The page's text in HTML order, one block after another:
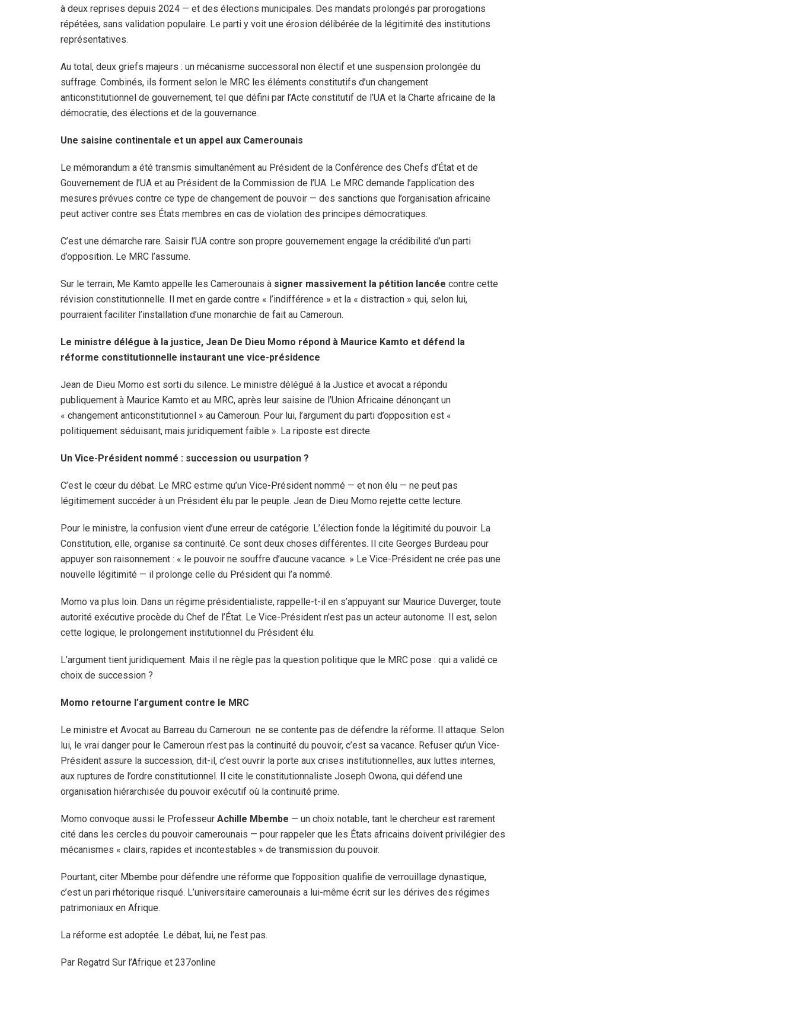
à deux reprises depuis 2024 — et des élections municipales. Des mandats prolongés par prorogations
répétées, sans validation populaire. Le parti y voit une érosion délibérée de la légitimité des institutions
représentatives.
Au total, deux griefs majeurs : un mécanisme successoral non électif et une suspension prolongée du
suffrage. Combinés, ils forment selon le MRC les éléments constitutifs d’un changement
anticonstitutionnel de gouvernement, tel que défini par l’Acte constitutif de l’UA et la Charte africaine de la
démocratie, des élections et de la gouvernance.
Une saisine continentale et un appel aux Camerounais
Le mémorandum a été transmis simultanément au Président de la Conférence des Chefs d’État et de
Gouvernement de l’UA et au Président de la Commission de l’UA. Le MRC demande l’application des
mesures prévues contre ce type de changement de pouvoir — des sanctions que l’organisation africaine
peut activer contre ses États membres en cas de violation des principes démocratiques.
C’est une démarche rare. Saisir l’UA contre son propre gouvernement engage la crédibilité d’un parti
d’opposition. Le MRC l’assume.
Sur le terrain, Me Kamto appelle les Camerounais à signer massivement la pétition lancée contre cette
révision constitutionnelle. Il met en garde contre « l’indifférence » et la « distraction » qui, selon lui,
pourraient faciliter l’installation d’une monarchie de fait au Cameroun.
Le ministre délégue à la justice, Jean De Dieu Momo répond à Maurice Kamto et défend la
réforme constitutionnelle instaurant une vice-présidence
Jean de Dieu Momo est sorti du silence. Le ministre délégué à la Justice et avocat a répondu
publiquement à Maurice Kamto et au MRC, après leur saisine de l’Union Africaine dénonçant un
« changement anticonstitutionnel » au Cameroun. Pour lui, l’argument du parti d’opposition est «
politiquement séduisant, mais juridiquement faible ». La riposte est directe.
Un Vice-Président nommé : succession ou usurpation ?
C’est le cœur du débat. Le MRC estime qu’un Vice-Président nommé — et non élu — ne peut pas
légitimement succéder à un Président élu par le peuple. Jean de Dieu Momo rejette cette lecture.
Pour le ministre, la confusion vient d’une erreur de catégorie. L’élection fonde la légitimité du pouvoir. La
Constitution, elle, organise sa continuité. Ce sont deux choses différentes. Il cite Georges Burdeau pour
appuyer son raisonnement : « le pouvoir ne souffre d’aucune vacance. » Le Vice-Président ne crée pas une
nouvelle légitimité — il prolonge celle du Président qui l’a nommé.
Momo va plus loin. Dans un régime présidentialiste, rappelle-t-il en s’appuyant sur Maurice Duverger, toute
autorité exécutive procède du Chef de l’État. Le Vice-Président n’est pas un acteur autonome. Il est, selon
cette logique, le prolongement institutionnel du Président élu.
L’argument tient juridiquement. Mais il ne règle pas la question politique que le MRC pose : qui a validé ce
choix de succession ?
Momo retourne l’argument contre le MRC
Le ministre et Avocat au Barreau du Cameroun ne se contente pas de défendre la réforme. Il attaque. Selon
lui, le vrai danger pour le Cameroun n’est pas la continuité du pouvoir, c’est sa vacance. Refuser qu’un Vice-
Président assure la succession, dit-il, c’est ouvrir la porte aux crises institutionnelles, aux luttes internes,
aux ruptures de l’ordre constitutionnel. Il cite le constitutionnaliste Joseph Owona, qui défend une
organisation hiérarchisée du pouvoir exécutif où la continuité prime.
Momo convoque aussi le Professeur Achille Mbembe — un choix notable, tant le chercheur est rarement
cité dans les cercles du pouvoir camerounais — pour rappeler que les États africains doivent privilégier des
mécanismes « clairs, rapides et incontestables » de transmission du pouvoir.
Pourtant, citer Mbembe pour défendre une réforme que l’opposition qualifie de verrouillage dynastique,
c’est un pari rhétorique risqué. L’universitaire camerounais a lui-même écrit sur les dérives des régimes
patrimoniaux en Afrique.
La réforme est adoptée. Le débat, lui, ne l’est pas.
Par Regatrd Sur l’Afrique et 237online